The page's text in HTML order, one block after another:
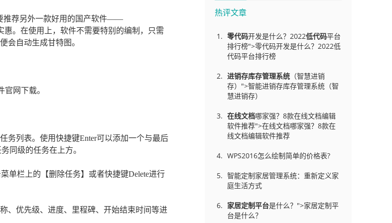
推荐另外一款好用的国产软件——
惠。在使用上，软件不需要特别的编制，只需
会自动生成甘特图。
网下载。
务列表。使用快捷键Enter可以添加一个与最后
同级的任务在上方。
单栏上的【删除任务】或者快捷键Delete进行
、优先级、进度、里程碑、开始结束时间等进
热评文章
零代码开发是什么？2022低代码平台
排行榜">零代码开发是什么？2022低
代码平台排行榜
进销存库存管理系统 （智慧进销
存）">智能进销存库存管理系统（智
慧进销存）
在线文档哪家强？8款在线文档编辑
软件推荐">在线文档哪家强？8款在
线文档编辑软件推荐
WPS2016怎么绘制简单的价格表?
智能定制家居管理系统：重新定义家
庭生活方式
家居定制平台是什么？">家居定制平
台是什么？